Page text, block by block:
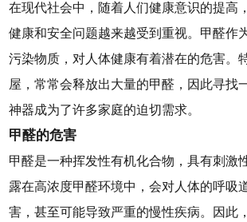
在现代社会中，随着人们健康意识的提高
健康和安全问题越来越受到重视。甲醛作
污染物质，对人体健康有着潜在的危害。
屋，常常会释放出大量的甲醛，因此寻找
神器成为了许多家庭的迫切需求。
甲醛的危害
甲醛是一种挥发性有机化合物，具有刺激
露在高浓度甲醛环境中，会对人体的呼吸
害，甚至可能导致严重的慢性疾病。因此